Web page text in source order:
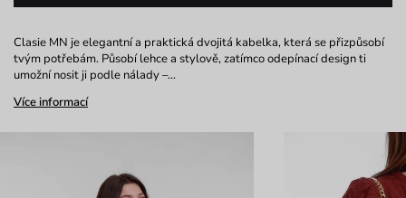
Clasie MN je elegantní a praktická dvojitá kabelka, která se přizpůsobí
tvým potřebám. Působí lehce a stylově, zatímco odepínací design ti
umožní nosit ji podle nálady –…
Více informací